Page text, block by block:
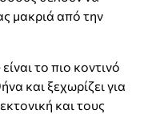
μακριά από την
το πιο κοντινό
και ξεχωρίζει για
και τους